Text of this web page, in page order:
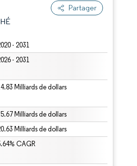
Partager
- 2031
- 2031
Milliards de dollars
Milliards de dollars
Milliards de dollars
CAGR